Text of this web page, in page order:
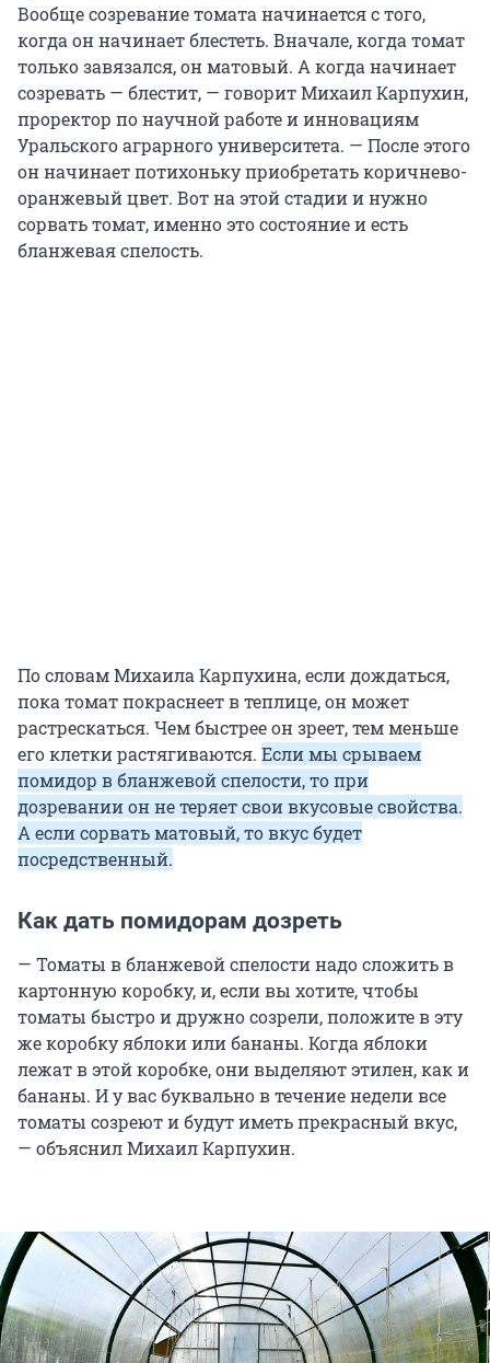
Вообще созревание томата начинается с того,
когда он начинает блестеть. Вначале, когда томат
только завязался, он матовый. А когда начинает
созревать — блестит, — говорит Михаил Карпухин,
проректор по научной работе и инновациям
Уральского аграрного университета. — После этого
он начинает потихоньку приобретать коричнево-
оранжевый цвет. Вот на этой стадии и нужно
сорвать томат, именно это состояние и есть
бланжевая спелость.
По словам Михаила Карпухина, если дождаться,
пока томат покраснеет в теплице, он может
растрескаться. Чем быстрее он зреет, тем меньше
его клетки растягиваются. Если мы срываем
помидор в бланжевой спелости, то при
дозревании он не теряет свои вкусовые свойства.
А если сорвать матовый, то вкус будет
посредственный.
Как дать помидорам дозреть
— Томаты в бланжевой спелости надо сложить в
картонную коробку, и, если вы хотите, чтобы
томаты быстро и дружно созрели, положите в эту
же коробку яблоки или бананы. Когда яблоки
лежат в этой коробке, они выделяют этилен, как и
бананы. И у вас буквально в течение недели все
томаты созреют и будут иметь прекрасный вкус,
— объяснил Михаил Карпухин.